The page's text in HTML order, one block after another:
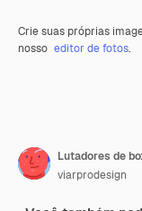
Crie suas próprias
nosso editor de fotos.
Lutadores de
viarprodesign